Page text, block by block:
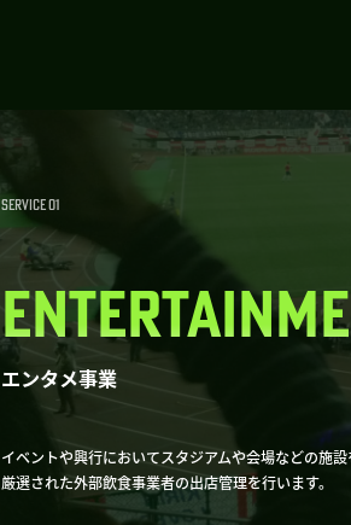
SERVICE 01
エンタメ事業
イベントや興行においてスタジアムや会場などの施
厳選された外部飲食事業者の出店管理を行います。